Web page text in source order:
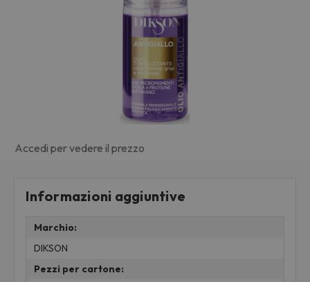
Accedi per vedere il prezzo
Informazioni aggiuntive
Marchio:
DIKSON
Pezzi per cartone: